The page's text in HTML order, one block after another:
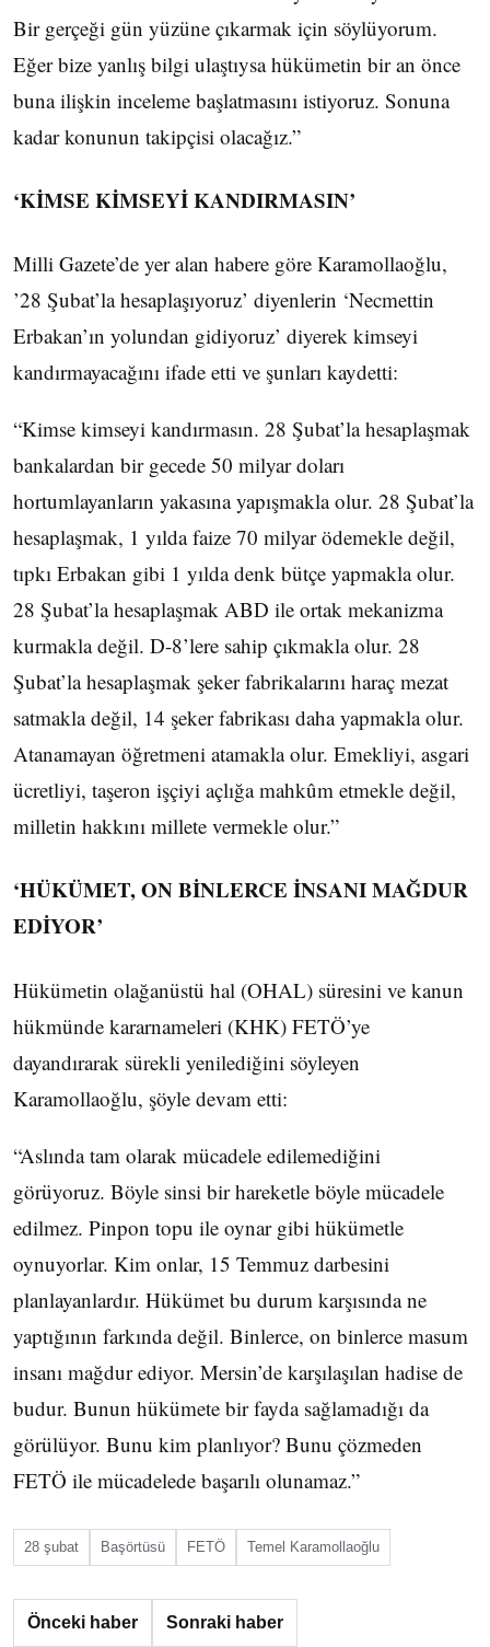
Bir gerçeği gün yüzüne çıkarmak için söylüyorum.
Eğer bize yanlış bilgi ulaştıysa hükümetin bir an önce
buna ilişkin inceleme başlatmasını istiyoruz. Sonuna
kadar konunun takipçisi olacağız.”
‘KİMSE KİMSEYİ KANDIRMASIN’
Milli Gazete’de yer alan habere göre Karamollaoğlu,
’28 Şubat’la hesaplaşıyoruz’ diyenlerin ‘Necmettin
Erbakan’ın yolundan gidiyoruz’ diyerek kimseyi
kandırmayacağını ifade etti ve şunları kaydetti:
“Kimse kimseyi kandırmasın. 28 Şubat’la hesaplaşmak
bankalardan bir gecede 50 milyar doları
hortumlayanların yakasına yapışmakla olur. 28 Şubat’la
hesaplaşmak, 1 yılda faize 70 milyar ödemekle değil,
tıpkı Erbakan gibi 1 yılda denk bütçe yapmakla olur.
28 Şubat’la hesaplaşmak ABD ile ortak mekanizma
kurmakla değil. D-8’lere sahip çıkmakla olur. 28
Şubat’la hesaplaşmak şeker fabrikalarını haraç mezat
satmakla değil, 14 şeker fabrikası daha yapmakla olur.
Atanamayan öğretmeni atamakla olur. Emekliyi, asgari
ücretliyi, taşeron işçiyi açlığa mahkûm etmekle değil,
milletin hakkını millete vermekle olur.”
‘HÜKÜMET, ON BİNLERCE İNSANI MAĞDUR
EDİYOR’
Hükümetin olağanüstü hal (OHAL) süresini ve kanun
hükmünde kararnameleri (KHK) FETÖ’ye
dayandırarak sürekli yenilediğini söyleyen
Karamollaoğlu, şöyle devam etti:
“Aslında tam olarak mücadele edilemediğini
görüyoruz. Böyle sinsi bir hareketle böyle mücadele
edilmez. Pinpon topu ile oynar gibi hükümetle
oynuyorlar. Kim onlar, 15 Temmuz darbesini
planlayanlardır. Hükümet bu durum karşısında ne
yaptığının farkında değil. Binlerce, on binlerce masum
insanı mağdur ediyor. Mersin’de karşılaşılan hadise de
budur. Bunun hükümete bir fayda sağlamadığı da
görülüyor. Bunu kim planlıyor? Bunu çözmeden
FETÖ ile mücadelede başarılı olunamaz.”
28 şubat Başörtüsü FETÖ Temel Karamollaoğlu
Önceki haber Sonraki haber